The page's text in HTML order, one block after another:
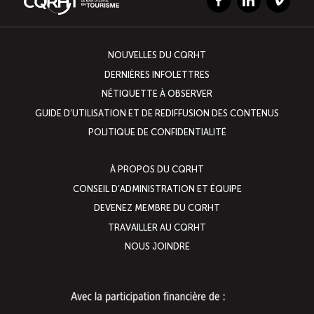
Boomerang
Devenir membre
Catalogue de formations en ligne
ÉTUDES
EN
INFOLETTRE
FacebookLinkedInVimeo
NOUVELLES DU CQRHT
DERNIÈRES INFOLETTRES
NÉTIQUETTE À OBSERVER
GUIDE D’UTILISATION ET DE REDIFFUSION DES CONTENUS
POLITIQUE DE CONFIDENTIALITÉ
À PROPOS DU CQRHT
CONSEIL D’ADMINISTRATION ET ÉQUIPE
DEVENEZ MEMBRE DU CQRHT
TRAVAILLER AU CQRHT
NOUS JOINDRE